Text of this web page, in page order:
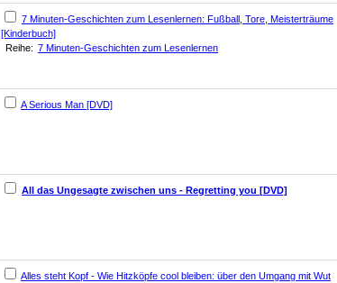
7 Minuten-Geschichten zum Lesenlernen: Fußball, Tore, Meisterträume
[Kinderbuch]
Reihe: 7 Minuten-Geschichten zum Lesenlernen
A Serious Man [DVD]
All das Ungesagte zwischen uns - Regretting you [DVD]
Alles steht Kopf - Wie Hitzköpfe cool bleiben: über den Umgang mit Wut